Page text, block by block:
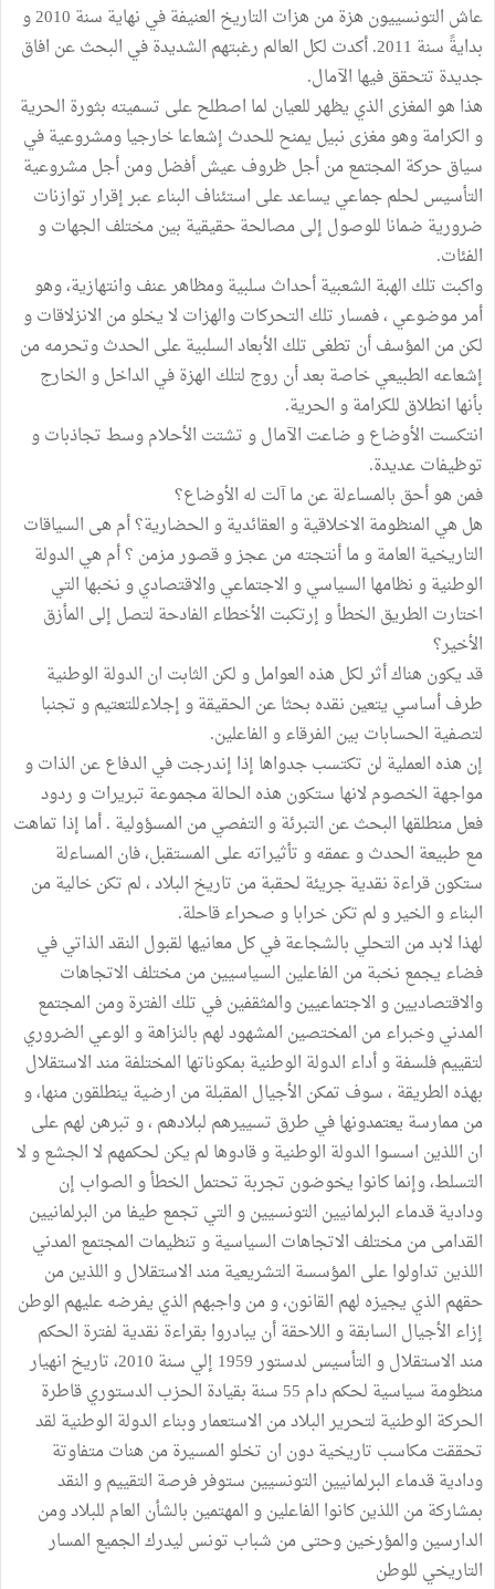
عاش التونسييون هزة من هزات التاريخ العنيفة في نهاية سنة 2010 و
بدايةً سنة 2011. أكدت لكل العالم رغبتهم الشديدة في البحث عن افاق
جديدة تتحقق فيها الآمال.
هذا هو المغزى الذي يظهر للعيان لما اصطلح على تسميته بثورة الحرية
و الكرامة وهو مغزى نبيل يمنح للحدث إشعاعا خارجيا ومشروعية في
سياق حركة المجتمع من أجل ظروف عيش أفضل ومن أجل مشروعية
التأسيس لحلم جماعي يساعد على استئناف البناء عبر إقرار توازنات
ضرورية ضمانا للوصول إلى مصالحة حقيقية بين مختلف الجهات و
الفئات.
واكبت تلك الهبة الشعبية أحداث سلبية ومظاهر عنف وانتهازية، وهو
أمر موضوعي ، فمسار تلك التحركات والهزات لا يخلو من الانزلاقات و
لكن من المؤسف أن تطغى تلك الأبعاد السلبية على الحدث وتحرمه من
إشعاعه الطبيعي خاصة بعد أن روج لتلك الهزة في الداخل و الخارج
بأنها انطلاق للكرامة و الحرية.
انتكست الأوضاع و ضاعت الآمال و تشتت الأحلام وسط تجاذبات و
توظيفات عديدة.
فمن هو أحق بالمساءلة عن ما آلت له الأوضاع؟
هل هي المنظومة الاخلاقية و العقائدية و الحضارية؟ أم هى السياقات
التاريخية العامة و ما أنتجته من عجز و قصور مزمن ؟ أم هي الدولة
الوطنية و نظامها السياسي و الاجتماعي والاقتصادي و نخبها التي
اختارت الطريق الخطأ و إرتكبت الأخطاء الفادحة لتصل إلى المأزق
الأخير؟
قد يكون هناك أثر لكل هذه العوامل و لكن الثابت ان الدولة الوطنية
طرف أساسي يتعين نقده بحثا عن الحقيقة و إجلاءللتعتيم و تجنبا
لتصفية الحسابات بين الفرقاء و الفاعلين.
إن هذه العملية لن تكتسب جدواها إذا إندرجت في الدفاع عن الذات و
مواجهة الخصوم لانها ستكون هذه الحالة مجموعة تبريرات و ردود
فعل منطلقها البحث عن التبرئة و التفصي من المسؤولية . أما إذا تماهت
مع طبيعة الحدث و عمقه و تأثيراته على المستقبل، فان المساءلة
ستكون قراءة نقدية جريئة لحقبة من تاريخ البلاد ، لم تكن خالية من
البناء و الخير و لم تكن خرابا و صحراء قاحلة.
لهذا لابد من التحلي بالشجاعة في كل معانيها لقبول النقد الذاتي في
فضاء يجمع نخبة من الفاعلين السياسيين من مختلف الاتجاهات
والاقتصاديين و الاجتماعيين والمثقفين في تلك الفترة ومن المجتمع
المدني وخبراء من المختصين المشهود لهم بالنزاهة و الوعي الضروري
لتقييم فلسفة و أداء الدولة الوطنية بمكوناتها المختلفة مند الاستقلال
بهذه الطريقة ، سوف تمكن الأجيال المقبلة من ارضية ينطلقون منها، و
من ممارسة يعتمدونها في طرق تسييرهم لبلادهم ، و تبرهن لهم على
ان اللذين اسسوا الدولة الوطنية و قادوها لم يكن لحكمهم لا الجشع و لا
التسلط، وإنما كانوا يخوضون تجربة تحتمل الخطأ و الصواب إن
ودادية قدماء البرلمانيين التونسيين و التي تجمع طيفا من البرلمانيين
القدامى من مختلف الاتجاهات السياسية و تنظيمات المجتمع المدني
اللذين تداولوا على المؤسسة التشريعية مند الاستقلال و اللذين من
حقهم الذي يجيزه لهم القانون، و من واجبهم الذي يفرضه عليهم الوطن
إزاء الأجيال السابقة و اللاحقة أن يبادروا بقراءة نقدية لفترة الحكم
مند الاستقلال و التأسيس لدستور 1959 إلي سنة 2010، تاريخ انهيار
منظومة سياسية لحكم دام 55 سنة بقيادة الحزب الدستوري قاطرة
الحركة الوطنية لتحرير البلاد من الاستعمار وبناء الدولة الوطنية لقد
تحققت مكاسب تاريخية دون ان تخلو المسيرة من هنات متفاوتة
ودادية قدماء البرلمانيين التونسيين ستوفر فرصة التقييم و النقد
بمشاركة من اللذين كانوا الفاعلين و المهتمين بالشأن العام للبلاد ومن
الدارسين والمؤرخين وحتى من شباب تونس ليدرك الجميع المسار
التاريخي للوطن